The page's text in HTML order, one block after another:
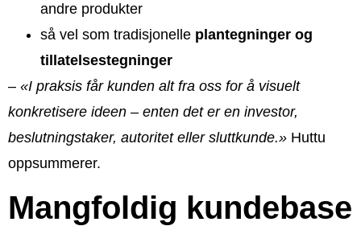
andre produkter
så vel som tradisjonelle plantegninger og
tillatelsestegninger
– «I praksis får kunden alt fra oss for å visuelt
konkretisere ideen – enten det er en investor,
beslutningstaker, autoritet eller sluttkunde.» Huttu
oppsummerer.
Mangfoldig kundebase